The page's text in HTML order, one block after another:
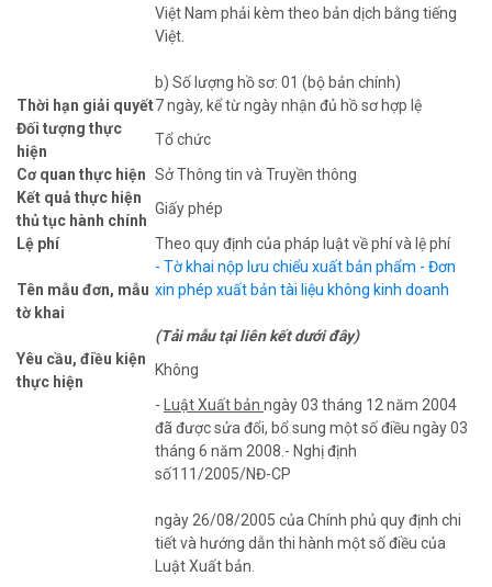
Việt Nam phải kèm theo bản dịch bằng tiếng
Việt.
b) Số lượng hồ sơ: 01 (bộ bản chính)
Thời hạn giải quyết7 ngày, kể từ ngày nhận đủ hồ sơ hợp lệ
Đối tượng thực
hiện
Tổ chức
Cơ quan thực hiện Sở Thông tin và Truyền thông
Kết quả thực hiện
thủ tục hành chính
Giấy phép
Lệ phí
Theo quy định của pháp luật về phí và lệ phí
Tên mẫu đơn, mẫu
tờ khai
- Tờ khai nộp lưu chiểu xuất bản phẩm - Đơn
xin phép xuất bản tài liệu không kinh doanh
(Tải mẫu tại liên kết dưới đây)
Yêu cầu, điều kiện
thực hiện
Không
-
Luật Xuất bản ngày 03 tháng 12 năm 2004
đã được sửa đổi, bổ sung một số điều ngày 03
tháng 6 năm 2008.- Nghị định
số111/2005/NĐ-CP
ngày 26/08/2005 của Chính phủ quy định chi
tiết và hướng dẫn thi hành một số điều của
Luật Xuất bản.